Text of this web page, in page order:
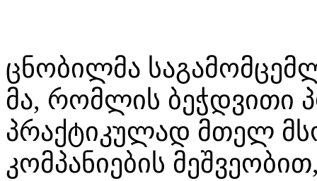
ცნობილმა
მა, რომლის ბეჭდვითი
პრაქტიკულად მთელ
კომპანიების